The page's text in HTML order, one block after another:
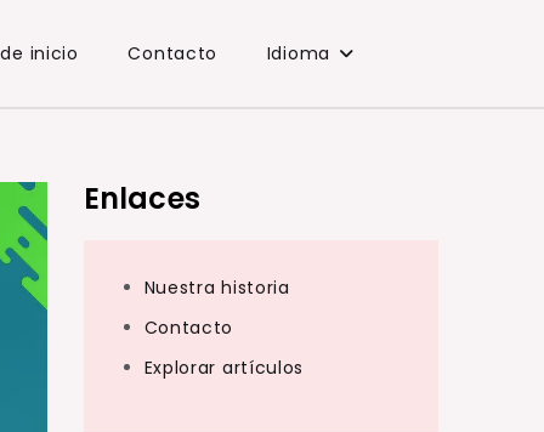
inicio Contacto Idioma
Enlaces
Nuestra historia
Contacto
Explorar artículos